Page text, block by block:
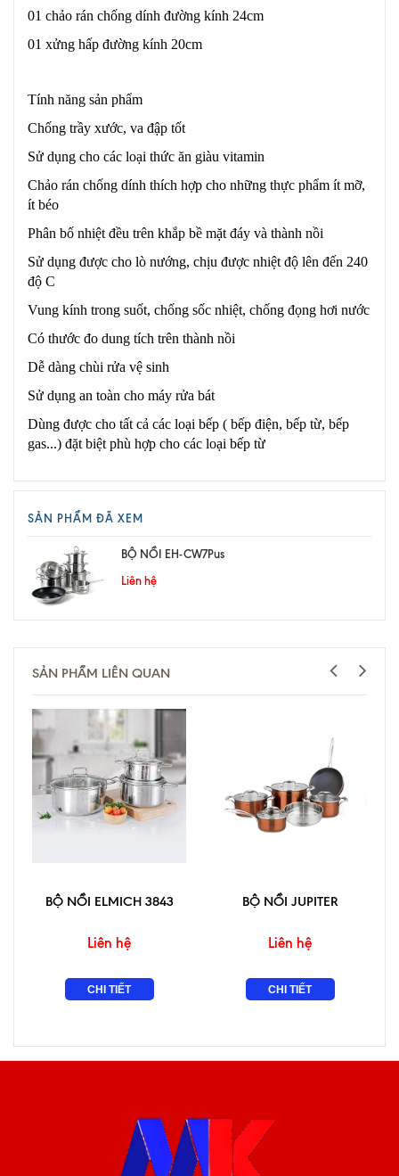
01 chảo rán chống dính đường kính 24cm
01 xửng hấp đường kính 20cm
Tính năng sản phẩm
Chống trầy xước, va đập tốt
Sử dụng cho các loại thức ăn giàu vitamin
Chảo rán chống dính thích hợp cho những thực phẩm ít mỡ,
ít béo
Phân bố nhiệt đều trên khắp bề mặt đáy và thành nồi
Sử dụng được cho lò nướng, chịu được nhiệt độ lên đến 240
độ C
Vung kính trong suốt, chống sốc nhiệt, chống đọng hơi nước
Có thước đo dung tích trên thành nồi
Dễ dàng chùi rửa vệ sinh
Sử dụng an toàn cho máy rửa bát
Dùng được cho tất cả các loại bếp ( bếp điện, bếp từ, bếp
gas...) đặt biệt phù hợp cho các loại bếp từ
SẢN PHẨM ĐÃ XEM
BỘ NỒI EH-CW7Pus
Liên hệ
SẢN PHẨM LIÊN QUAN
BỘ NỒI ELMICH 3843
Liên hệ
CHI TIẾT
BỘ NỒI JUPITER
Liên hệ
CHI TIẾT